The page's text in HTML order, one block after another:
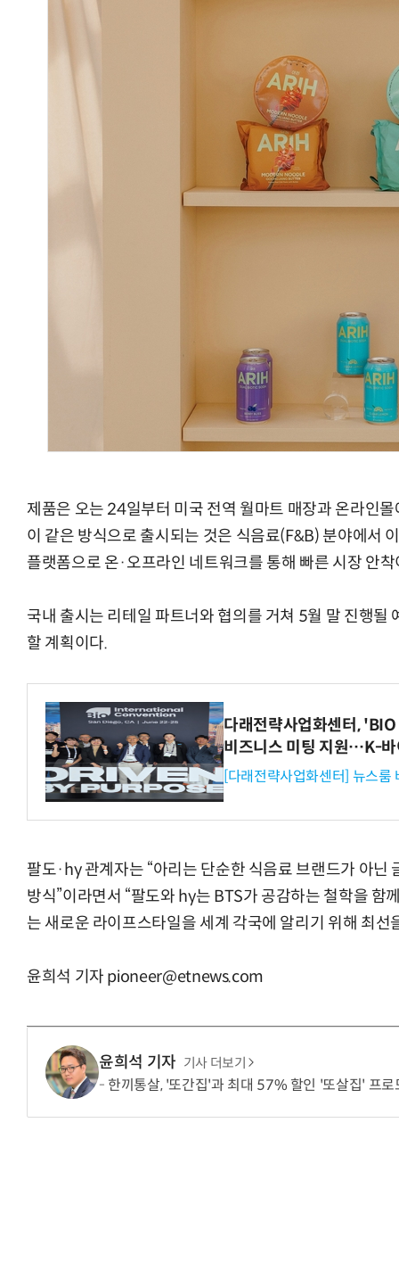
제품은 오는 24일부터 미국 전역 월마트 매장과 온라인
이 같은 방식으로 출시되는 것은 식음료(F&B) 분야에서
플랫폼으로 온·오프라인 네트워크를 통해 빠른 시장 안
국내 출시는 리테일 파트너와 협의를 거쳐 5월 말 진행될
할 계획이다.
다래전략사업화센터,
비즈니스 미팅 지원…K-바
[다래전략사업화센터] 뉴스룸
팔도·hy 관계자는 “아리는 단순한 식음료 브랜드가 아닌
방식”이라면서 “팔도와 hy는 BTS가 공감하는 철학을 함
는 새로운 라이프스타일을 세계 각국에 알리기 위해 최선
윤희석 기자 pioneer@etnews.com
윤희석 기자 기사 더보기
한끼통살, '또간집'과 최대 57% 할인 '또살집' 프로